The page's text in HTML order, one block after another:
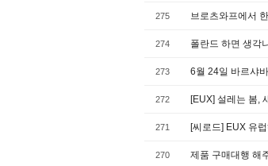
275 브로츠와프에서
274 폴란드 하면 생각
273 6월 24일 바르샤
272 [EUX] 설레는 봄,
271 [씨로드] EUX 유
270 제품 구매대행 해